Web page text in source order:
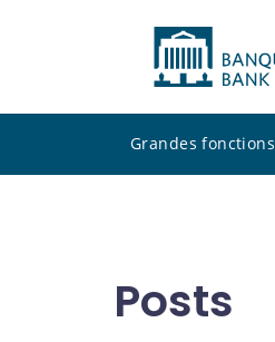
Grandes fonctions
Posts